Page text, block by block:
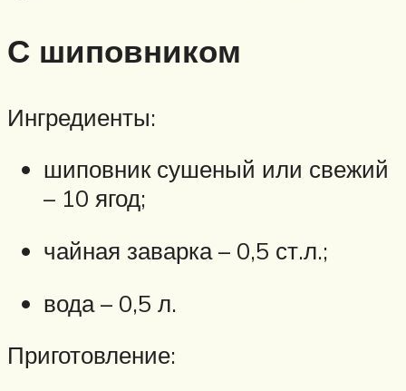
С шиповником
Ингредиенты:
шиповник сушеный или свежий
– 10 ягод;
чайная заварка – 0,5 ст.л.;
вода – 0,5 л.
Приготовление: